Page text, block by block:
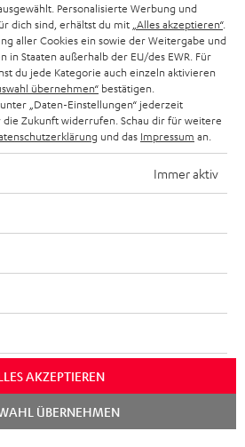
und Irrtum vorbehalten. Das auf unseren
im Lieferumfang enthalten. Etwaige
sind im Preis inbegriffen.
Daten-Einstellungen
Personalisierte Werbung und
dich sind, erhältst du mit „Alles akzeptieren“.
aller Cookies ein sowie der Weitergabe und
Staaten außerhalb der EU/des EWR. Für
du jede Kategorie auch einzeln aktivieren
übernehmen“ bestätigen.
„Daten-Einstellungen“ jederzeit
Zukunft widerrufen. Schau dir für weitere
und das Impressum an.
Immer aktiv
AKZEPTIEREN
ÜBERNEHMEN